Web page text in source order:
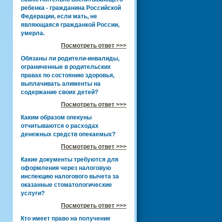
ребенка - гражданина Российской
Федерации, если мать, не
являющаяся гражданкой России,
умерла.
Посмотреть ответ >>>
Обязаны ли родители-инвалиды,
ограниченные в родительских
правах по состоянию здоровья,
выплачивать алименты на
содержание своих детей?
Посмотреть ответ >>>
Каким образом опекуны
отчитываются о расходах
денежных средств опекаемых?
Посмотреть ответ >>>
Какие документы требуются для
оформления через налоговую
инспекцию налогового вычета за
оказанные стоматологические
услуги?
Посмотреть ответ >>>
Кто имеет право на получение